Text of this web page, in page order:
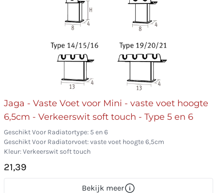
Jaga - Vaste Voet voor Mini - vaste voet hoogte
6,5cm - Verkeerswit soft touch - Type 5 en 6
Geschikt Voor Radiatortype: 5 en 6
Geschikt Voor Radiatorvoet: vaste voet hoogte 6,5cm
Kleur: Verkeerswit soft touch
21,39
Bekijk meer